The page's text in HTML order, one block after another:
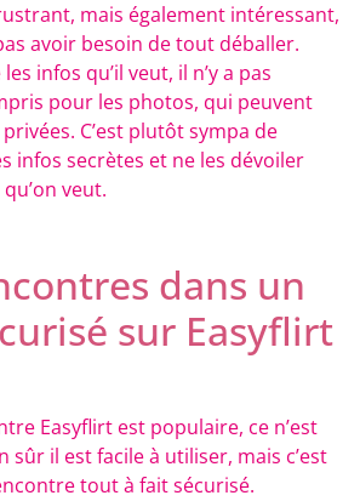
mais également intéressant,
avoir besoin de tout déballer.
infos qu’il veut, il n’y a pas
pour les photos, qui peuvent
C’est plutôt sympa de
infos secrètes et ne les dévoiler
veut.
dans un
sur Easyflirt
Easyflirt est populaire, ce n’est
sûr il est facile à utiliser, mais c’est
tout à fait sécurisé.